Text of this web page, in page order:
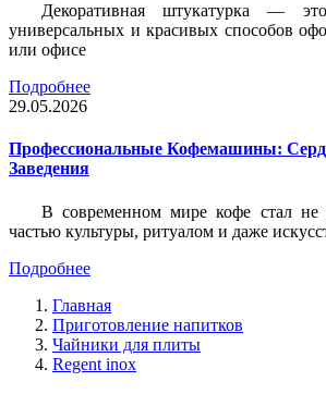
Декоративная штукатурка —
универсальных и красивых способов
или офисе
Подробнее
29.05.2026
Профессиональные Кофемашины:
Заведения
В современном мире кофе стал не
частью культуры, ритуалом и даже
Подробнее
Главная
Приготовление напитков
Чайники для плиты
Regent inox